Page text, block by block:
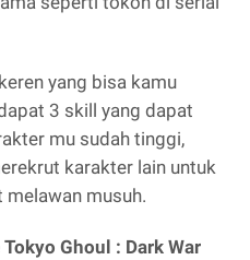
yang bisa kamu
3 skill yang dapat
mu sudah tinggi,
karakter lain untuk
musuh.
Ghoul : Dark War